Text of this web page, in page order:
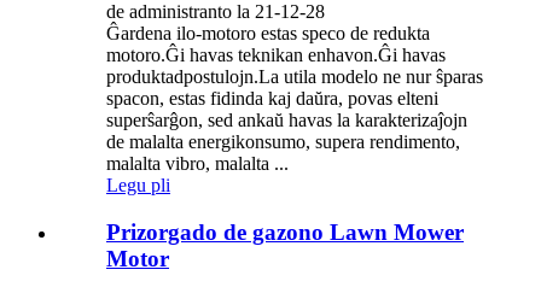
de administranto la 21-12-28
Ĝardena ilo-motoro estas speco de redukta
motoro.Ĝi havas teknikan enhavon.Ĝi havas
produktadpostulojn.La utila modelo ne nur ŝparas
spacon, estas fidinda kaj daŭra, povas elteni
superŝarĝon, sed ankaŭ havas la karakterizaĵojn
de malalta energikonsumo, supera rendimento,
malalta vibro, malalta ...
Legu pli
Prizorgado de gazono Lawn Mower
Motor